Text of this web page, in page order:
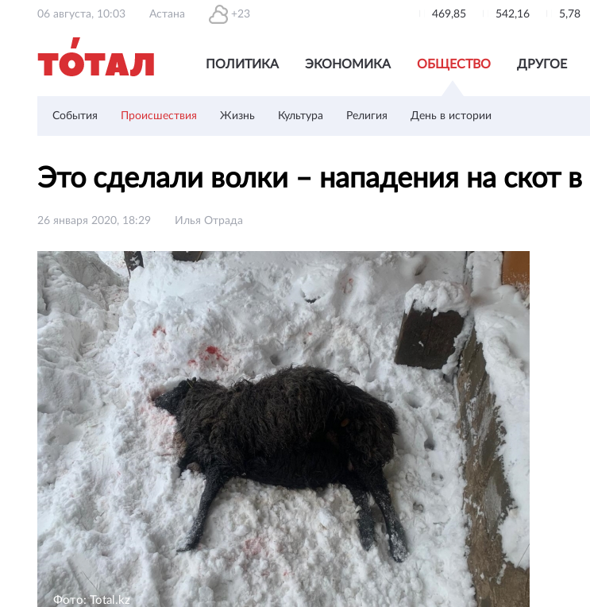
06 августа, 10:03 Астана +23 469,85 542,16 5,78
ПОЛИТИКА ЭКОНОМИКА ОБЩЕСТВО ДРУГОЕ
События Происшествия Жизнь Культура Религия День в истории
Это сделали волки – нападения на скот
26 января 2020, 18:29 Илья Отрада
Фото: Total.kz